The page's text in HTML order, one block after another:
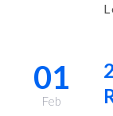
01
Feb